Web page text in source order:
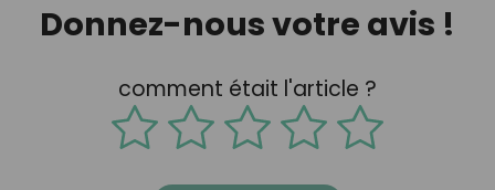
Donnez-nous votre avis !
comment était l'article ?